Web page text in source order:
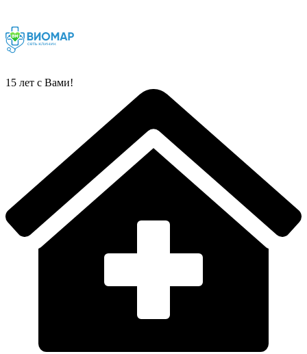
содержимому
15 лет с Вами!